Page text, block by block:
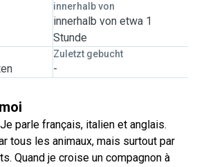
innerhalb von
innerhalb von etwa 1
Stunde
Zuletzt gebucht
-
parle français, italien et anglais.
tous les animaux, mais surtout par
Quand je croise un compagnon à